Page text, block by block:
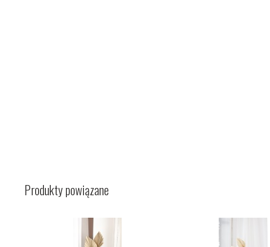
Produkty powiązane